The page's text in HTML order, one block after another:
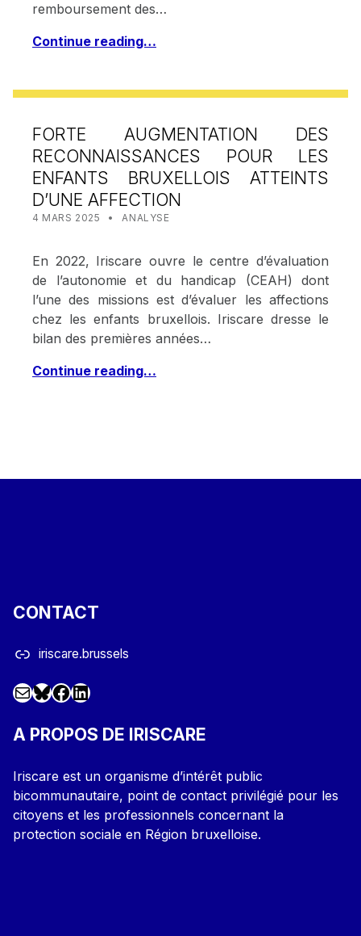
remboursement des…
Continue reading…
FORTE AUGMENTATION DES
RECONNAISSANCES POUR LES
ENFANTS BRUXELLOIS ATTEINTS
D’UNE AFFECTION
POSTED ON:
4 MARS 2025 WRITTEN BY:
STAT IRISCARE
CATEGORIZED IN:
ANALYSE
En 2022, Iriscare ouvre le centre d’évaluation
de l’autonomie et du handicap (CEAH) dont
l’une des missions est d’évaluer les affections
chez les enfants bruxellois. Iriscare dresse le
bilan des premières années…
Continue reading…
CONTACT
iriscare.brussels
Mail
@iriscare.bsky.social Facebook LinkedIn
A PROPOS DE IRISCARE
Iriscare est un organisme d’intérêt public
bicommunautaire, point de contact privilégié pour les
citoyens et les professionnels concernant la
protection sociale en Région bruxelloise.